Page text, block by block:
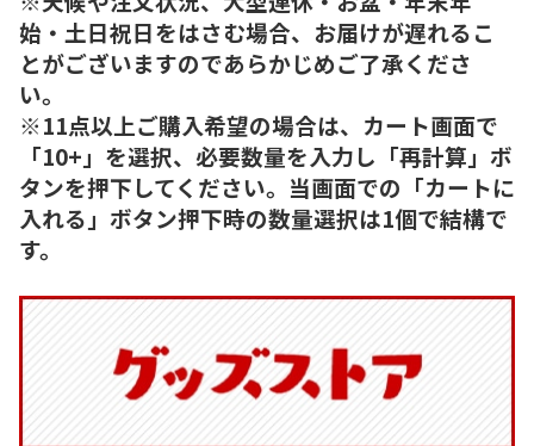
始・土日祝日をはさむ場合、お届けが遅れるこ
とがございますのであらかじめご了承くださ
い。
※11点以上ご購入希望の場合は、カート画面で
「10+」を選択、必要数量を入力し「再計算」ボ
タンを押下してください。当画面での「カートに
入れる」ボタン押下時の数量選択は1個で結構で
す。